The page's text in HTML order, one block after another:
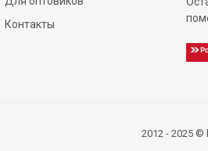
Контакты
2012 - 2025 ©